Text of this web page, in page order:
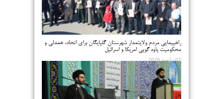
راهپیمایی مردم ولایتمدار شهرستان گلپایگان برای اتحاد، همدلی و
محکومیت یاوه گویی امریکا و اسرائیل
07 ژانویه 2026